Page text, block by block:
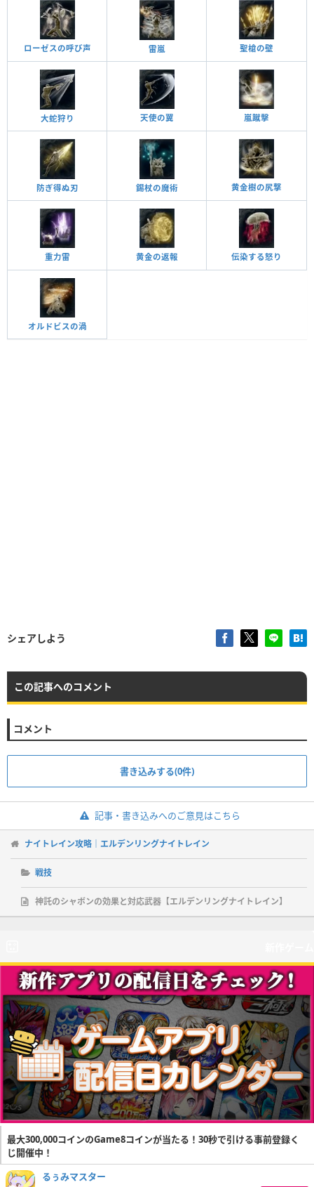
ローゼスの呼び声 雷嵐 聖槍の壁
大蛇狩り 天使の翼 嵐蹴擊
防ぎ得ぬ刃 錫杖の魔術 黄金樹の尻撃
重力雷 黄金の返報 伝染する怒り
オルドビスの渦
シェアしよう
この記事へのコメント
コメント
書き込みする(0件)
記事・書き込みへのご意見はこちら
ナイトレイン攻略｜エルデンリングナイトレイン
戦技
神託のシャボンの効果と対応武器【エルデンリングナイトレイン】
最大300,000コインのGame8コインが当たる！30秒で引ける事前登録く
じ開催中！
るぅみマスター